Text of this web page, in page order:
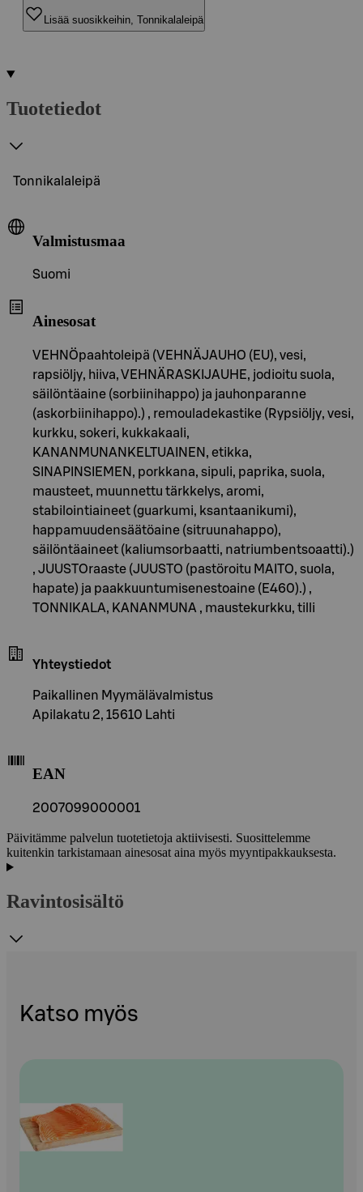
Lisää suosikkeihin, Tonnikalaleipä
Tuotetiedot
Tonnikalaleipä
Valmistusmaa
Suomi
Ainesosat
VEHNÖpaahtoleipä (VEHNÄJAUHO (EU), vesi,
rapsiöljy, hiiva, VEHNÄRASKIJAUHE, jodioitu suola,
säilöntäaine (sorbiinihappo) ja jauhonparanne
(askorbiinihappo).) , remouladekastike (Rypsiöljy, vesi,
kurkku, sokeri, kukkakaali,
KANANMUNANKELTUAINEN, etikka,
SINAPINSIEMEN, porkkana, sipuli, paprika, suola,
mausteet, muunnettu tärkkelys, aromi,
stabilointiaineet (guarkumi, ksantaanikumi),
happamuudensäätöaine (sitruunahappo),
säilöntäaineet (kaliumsorbaatti, natriumbentsoaatti).)
, JUUSTOraaste (JUUSTO (pastöroitu MAITO, suola,
hapate) ja paakkuuntumisenestoaine (E460).) ,
TONNIKALA, KANANMUNA , maustekurkku, tilli
Yhteystiedot
Paikallinen Myymälävalmistus
Apilakatu 2, 15610 Lahti
EAN
2007099000001
Päivitämme palvelun tuotetietoja aktiivisesti. Suosittelemme
kuitenkin tarkistamaan ainesosat aina myös myyntipakkauksesta.
Ravintosisältö
Katso myös